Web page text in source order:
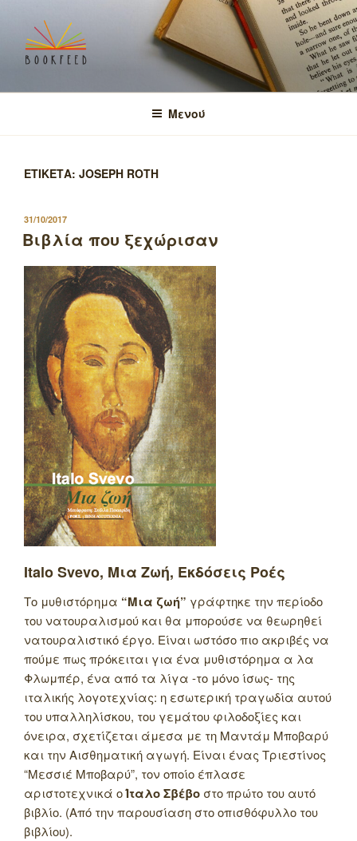
περιεχόμενο
BOOKFEED
μοιραζόμαστε την αγάπη για τα βιβλία και τη γνώση!
Μενού
ΕΤΙΚΕΤΑ: JOSEPH ROTH
ΔΗΜΟΣΙΕΥΤΗΚΕ
ΣΤΙΣ
31/10/2017
Βιβλία που ξεχώρισαν
Italo Svevo, Μια Ζωή, Εκδόσεις Ροές
Το μυθιστόρημα “Μια ζωή” γράφτηκε την περίοδο
του νατουραλισμού και θα μπορούσε να θεωρηθεί
νατουραλιστικό έργο. Είναι ωστόσο πιο ακριβές να
πούμε πως πρόκειται για ένα μυθιστόρημα α λα
Φλωμπέρ, ένα από τα λίγα -το μόνο ίσως- της
ιταλικής λογοτεχνίας: η εσωτερική τραγωδία αυτού
του υπαλληλίσκου, του γεμάτου φιλοδοξίες και
όνειρα, σχετίζεται άμεσα με τη Μαντάμ Μποβαρύ
και την Αισθηματική αγωγή. Είναι ένας Τριεστίνος
“Μεσσιέ Μποβαρύ”, τον οποίο έπλασε
αριστοτεχνικά οΊταλο Σβέβο στο πρώτο του αυτό
βιβλίο. (Από την παρουσίαση στο οπισθόφυλλο του
βιβλίου).